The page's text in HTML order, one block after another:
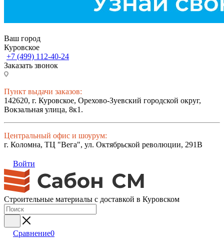
Ваш город
Куровское
+7 (499) 112-40-24
Заказать звонок
Пункт выдачи заказов:
142620, г. Куровское, Орехово-Зуевский городской округ,
Вокзальная улица, 8к1.
Центральный офис и шоурум:
г. Коломна, ТЦ "Вега", ул. Октябрьской революции, 291В
Войти
Строительные материалы с доставкой в Куровском
Сравнение0